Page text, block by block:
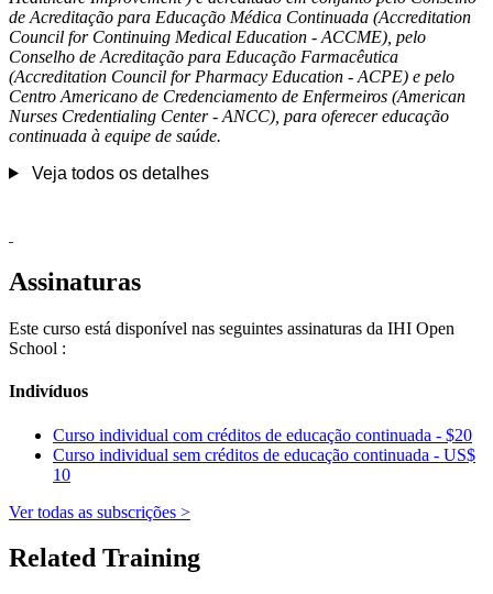
de Acreditação para Educação Médica Continuada (Accreditation
Council for Continuing Medical Education - ACCME), pelo
Conselho de Acreditação para Educação Farmacêutica
(Accreditation Council for Pharmacy Education - ACPE) e pelo
Centro Americano de Credenciamento de Enfermeiros (American
Nurses Credentialing Center - ANCC), para oferecer educação
continuada à equipe de saúde.
Veja todos os detalhes
Assinaturas
Este curso está disponível nas seguintes assinaturas da IHI Open
School :
Indivíduos
Curso individual com créditos de educação continuada - $20
Curso individual sem créditos de educação continuada - US$
10
Ver todas as subscrições >
Related Training